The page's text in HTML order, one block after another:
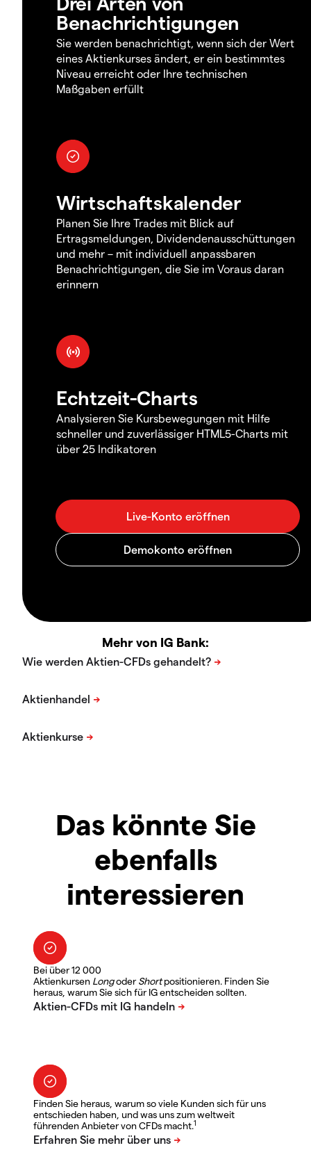
Benachrichtigungen
Sie werden benachrichtigt, wenn sich der Wert
eines Aktienkurses ändert, er ein bestimmtes
Niveau erreicht oder Ihre technischen
Maßgaben erfüllt
Wirtschaftskalender
Planen Sie Ihre Trades mit Blick auf
Ertragsmeldungen, Dividendenausschüttungen
und mehr – mit individuell anpassbaren
Benachrichtigungen, die Sie im Voraus daran
erinnern
Echtzeit-Charts
Analysieren Sie Kursbewegungen mit Hilfe
schneller und zuverlässiger HTML5-Charts mit
über 25 Indikatoren
Mehr von IG Bank:
Das könnte Sie
ebenfalls
interessieren
Bei über 12 000
Aktienkursen LongoderShortpositionieren. Finden Sie
heraus, warum Sie sich für IG entscheiden sollten.
Finden Sie heraus, warum so viele Kunden sich für uns
entschieden haben, und was uns zum weltweit
führenden Anbieter von CFDs macht.1